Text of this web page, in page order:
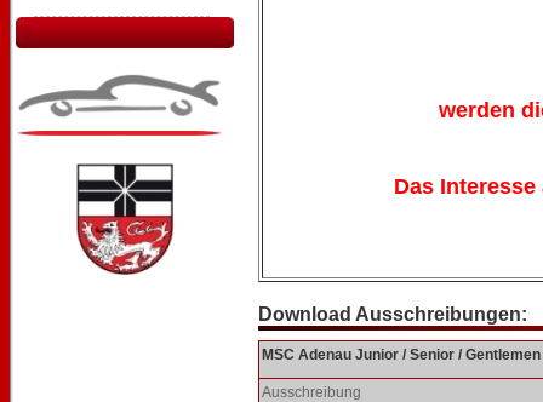
werden
Das
Download Ausschreibungen:
MSC Adenau Junior / Senior /
Ausschreibung